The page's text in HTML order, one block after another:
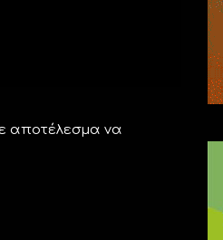
αποτέλεσμα να